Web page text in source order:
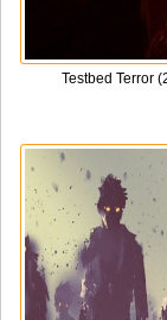
Testbed Terror